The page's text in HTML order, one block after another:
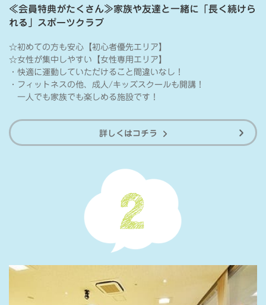
≪会員特典がたくさん≫家族や友達と一緒に「長く続けら
れる」スポーツクラブ
☆初めての方も安心【初心者優先エリア】
☆女性が集中しやすい【女性専用エリア】
・快適に運動していただけること間違いなし！
・フィットネスの他、成人/キッズスクールも開講！
一人でも家族でも楽しめる施設です！
詳しくはコチラ